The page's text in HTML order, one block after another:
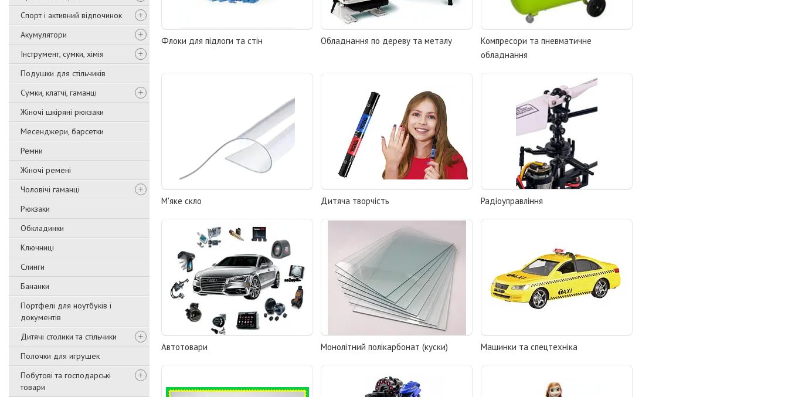
Спорт і активний відпочинок
Акумулятори
Інструмент, сумки, хімія
Подушки для стільчиків
Сумки, клатчі, гаманці
Жіночі шкіряні рюкзаки
Месенджери, барсетки
Ремни
Жіночі ремені
Чоловічі гаманці
Рюкзаки
Обкладинки
Ключниці
Слинги
Бананки
Портфелі для ноутбуків і
документів
Дитячі столики та стільчики
Полочки для игрушек
Побутові та господарські
товари
Флоки для підлоги та стін Обладнання по дереву та металу
Компресори та пневматичне
обладнання
М'яке скло Дитяча творчість Радіоуправління
Автотовари Монолітний полікарбонат (куски) Машинки та спецтехніка